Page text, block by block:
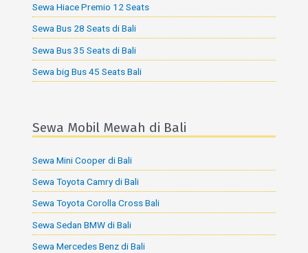
Sewa Hiace Premio 12 Seats
Sewa Bus 28 Seats di Bali
Sewa Bus 35 Seats di Bali
Sewa big Bus 45 Seats Bali
Sewa Mobil Mewah di Bali
Sewa Mini Cooper di Bali
Sewa Toyota Camry di Bali
Sewa Toyota Corolla Cross Bali
Sewa Sedan BMW di Bali
Sewa Mercedes Benz di Bali